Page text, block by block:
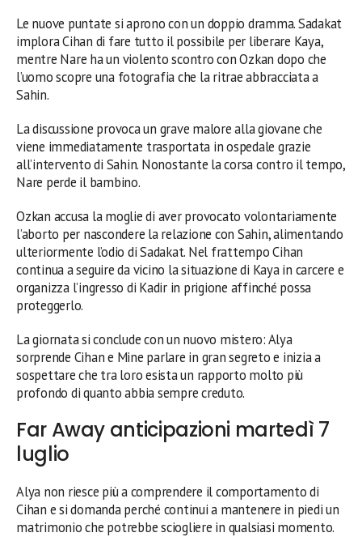
Le nuove puntate si aprono con un doppio dramma. Sadakat
implora Cihan di fare tutto il possibile per liberare Kaya,
mentre Nare ha un violento scontro con Ozkan dopo che
l’uomo scopre una fotografia che la ritrae abbracciata a
Sahin.
La discussione provoca un grave malore alla giovane che
viene immediatamente trasportata in ospedale grazie
all’intervento di Sahin. Nonostante la corsa contro il tempo,
Nare perde il bambino.
Ozkan accusa la moglie di aver provocato volontariamente
l’aborto per nascondere la relazione con Sahin, alimentando
ulteriormente l’odio di Sadakat. Nel frattempo Cihan
continua a seguire da vicino la situazione di Kaya in carcere e
organizza l’ingresso di Kadir in prigione affinché possa
proteggerlo.
La giornata si conclude con un nuovo mistero: Alya
sorprende Cihan e Mine parlare in gran segreto e inizia a
sospettare che tra loro esista un rapporto molto più
profondo di quanto abbia sempre creduto.
Far Away anticipazioni martedì 7
luglio
Alya non riesce più a comprendere il comportamento di
Cihan e si domanda perché continui a mantenere in piedi un
matrimonio che potrebbe sciogliere in qualsiasi momento.